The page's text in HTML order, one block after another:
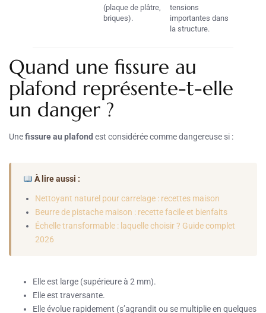
(plaque de plâtre,
briques).
tensions
importantes dans
la structure.
Quand une fissure au
plafond représente-t-elle
un danger ?
Unefissure au plafond est considérée comme dangereuse si :
À lire aussi :
Nettoyant naturel pour carrelage : recettes maison
Beurre de pistache maison : recette facile et bienfaits
Échelle transformable : laquelle choisir ? Guide complet
2026
Elle est large (supérieure à 2 mm).
Elle est traversante.
Elle évolue rapidement (s’agrandit ou se multiplie en quelques